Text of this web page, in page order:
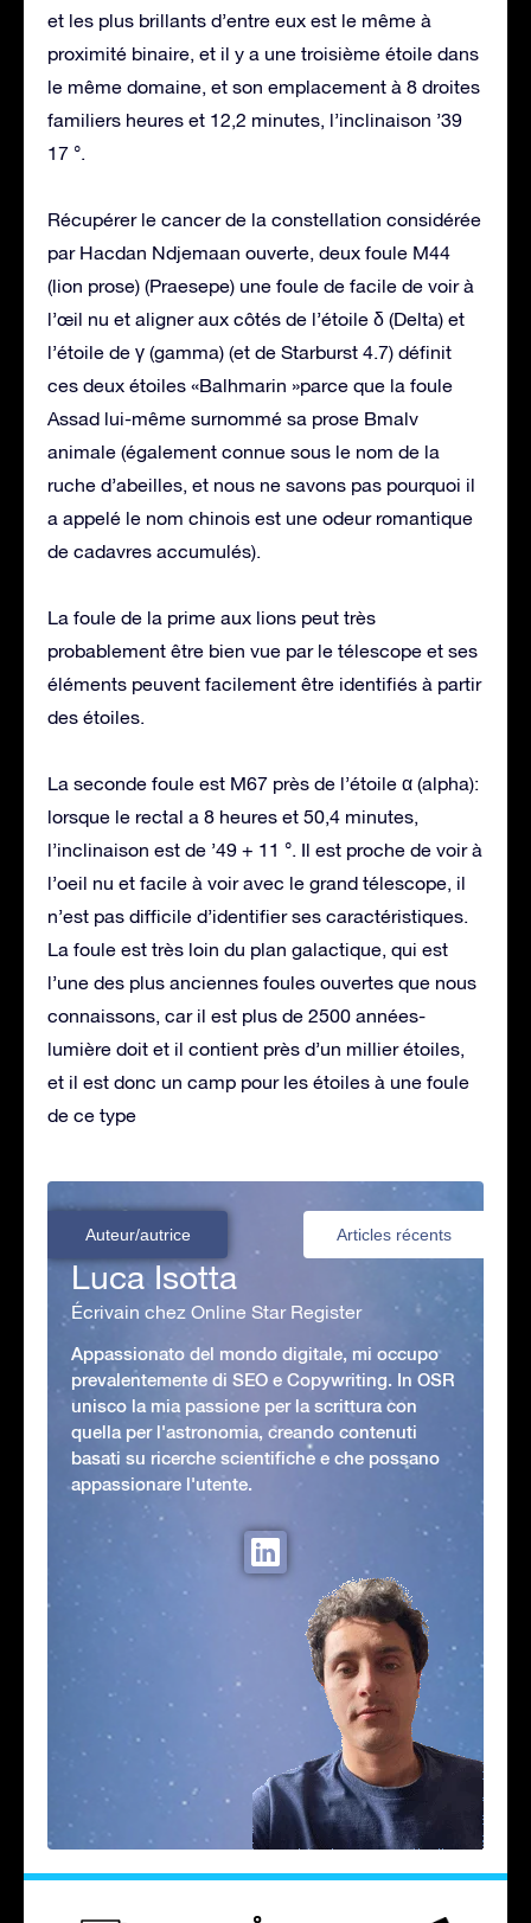
et les plus brillants d’entre eux est le même à
proximité binaire, et il y a une troisième étoile dans
le même domaine, et son emplacement à 8 droites
familiers heures et 12,2 minutes, l’inclinaison ’39
17 °.
Récupérer le cancer de la constellation considérée
par Hacdan Ndjemaan ouverte, deux foule M44
(lion prose) (Praesepe) une foule de facile de voir à
l’œil nu et aligner aux côtés de l’étoile δ (Delta) et
l’étoile de γ (gamma) (et de Starburst 4.7) définit
ces deux étoiles «Balhmarin »parce que la foule
Assad lui-même surnommé sa prose Bmalv
animale (également connue sous le nom de la
ruche d’abeilles, et nous ne savons pas pourquoi il
a appelé le nom chinois est une odeur romantique
de cadavres accumulés).
La foule de la prime aux lions peut très
probablement être bien vue par le télescope et ses
éléments peuvent facilement être identifiés à partir
des étoiles.
La seconde foule est M67 près de l’étoile α (alpha):
lorsque le rectal a 8 heures et 50,4 minutes,
l’inclinaison est de ’49 + 11 °. Il est proche de voir à
l’oeil nu et facile à voir avec le grand télescope, il
n’est pas difficile d’identifier ses caractéristiques.
La foule est très loin du plan galactique, qui est
l’une des plus anciennes foules ouvertes que nous
connaissons, car il est plus de 2500 années-
lumière doit et il contient près d’un millier étoiles,
et il est donc un camp pour les étoiles à une foule
de ce type
Auteur/autrice Articles récents
Luca Isotta
Écrivain chez Online Star Register
Appassionato del mondo digitale, mi occupo
prevalentemente di SEO e Copywriting. In OSR
unisco la mia passione per la scrittura con
quella per l'astronomia, creando contenuti
basati su ricerche scientifiche e che possano
appassionare l'utente.